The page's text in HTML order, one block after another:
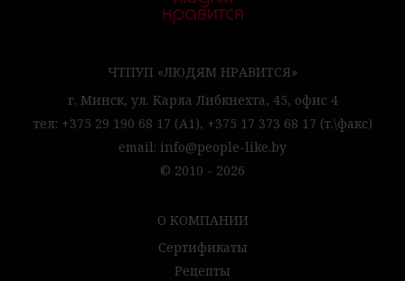
ЧТПУП «ЛЮДЯМ НРАВИТСЯ»
г. Минск, ул. Карла Либкнехта, 45, офис 4
тел: +375 29 190 68 17 (А1), +375 17 373 68 17 (т.\факс)
email: info@people-like.by
© 2010 - 2026
О КОМПАНИИ
Сертификаты
Рецепты